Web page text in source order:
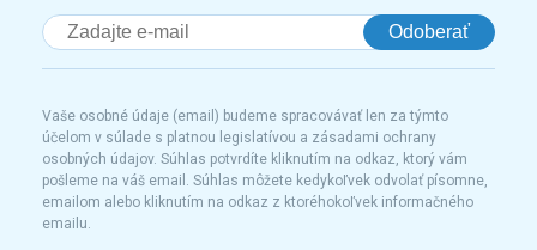
Odoberať
Vaše osobné údaje (email) budeme spracovávať len za týmto
účelom v súlade s platnou legislatívou a zásadami ochrany
osobných údajov. Súhlas potvrdíte kliknutím na odkaz, ktorý vám
pošleme na váš email. Súhlas môžete kedykoľvek odvolať písomne,
emailom alebo kliknutím na odkaz z ktoréhokoľvek informačného
emailu.